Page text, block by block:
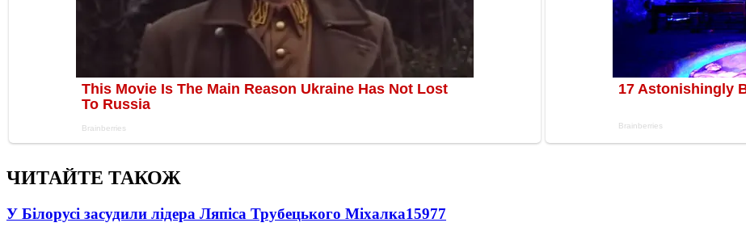
ЧИТАЙТЕ ТАКОЖ
У Білорусі засудили лідера Ляпіса Трубецького Міхалка15977